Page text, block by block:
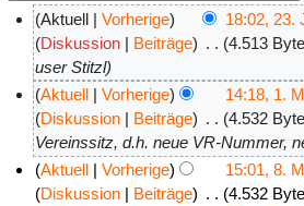
Aktuell Vorherige 18:02, 23.
Diskussion
Beiträge 4.513
user Stitzl
M
Aktuell Vorherige 14:18, 1.
Diskussion
Beiträge 4.532
Vereinssitz, d.h. neue VR-Nummer,
Aktuell Vorherige 15:01, 8.
Diskussion
Beiträge 4.532